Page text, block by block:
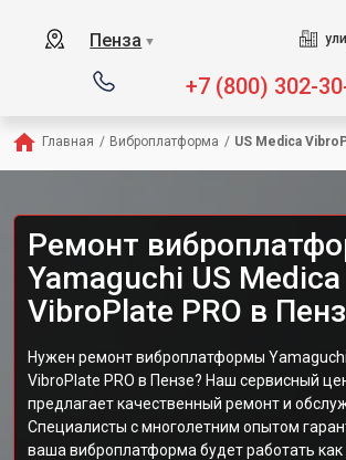
Пенза ▼
+7 (800) 302-
Главная / Виброплатформа / US Medica
Ремонт
Yamaguchi US Medica
VibroPlate PRO в
Нужен ремонт виброплатформы
VibroPlate PRO в Пензе? Наш сервисный
предлагает качественный ремонт и
Специалисты с многолетним опытом
ваша виброплатформа будет работать